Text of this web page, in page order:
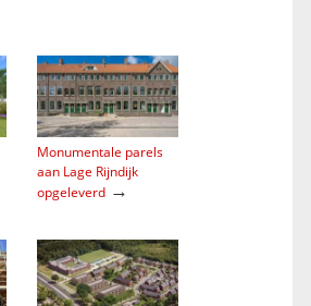
Monumentale parels
aan Lage Rijndijk
opgeleverd→